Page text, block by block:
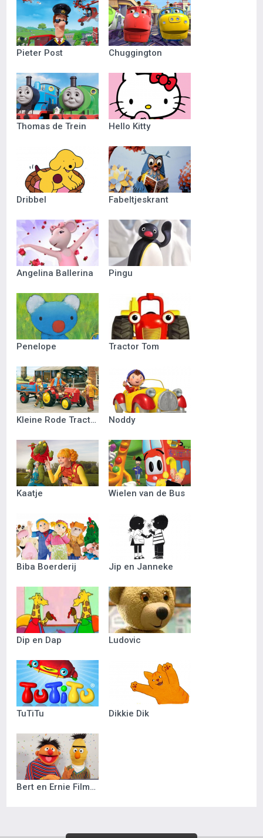
Pieter Post Chuggington
Thomas de Trein Hello Kitty
Dribbel Fabeltjeskrant
Angelina Ballerina Pingu
Penelope Tractor Tom
Kleine Rode Tractor Noddy
Kaatje Wielen van de Bus
Biba Boerderij Jip en Janneke
Dip en Dap Ludovic
TuTiTu Dikkie Dik
Bert en Ernie Filmpjes